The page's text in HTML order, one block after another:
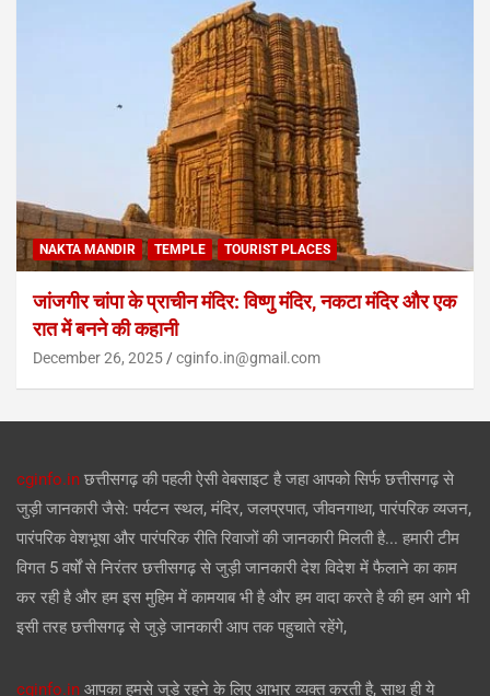
NAKTA MANDIR TEMPLE TOURIST PLACES
जांजगीर चांपा के प्राचीन मंदिर: विष्णु मंदिर, नकटा मंदिर और एक
रात में बनने की कहानी
December 26, 2025 cginfo.in@gmail.com
cginfo.in छत्तीसगढ़ की पहली ऐसी वेबसाइट है जहा आपको सिर्फ छत्तीसगढ़ से
जुड़ी जानकारी जैसे: पर्यटन स्थल, मंदिर, जलप्रपात, जीवनगाथा, पारंपरिक व्यजन,
पारंपरिक वेशभूषा और पारंपरिक रीति रिवाजों की जानकारी मिलती है... हमारी टीम
विगत 5 वर्षों से निरंतर छत्तीसगढ़ से जुड़ी जानकारी देश विदेश में फैलाने का काम
कर रही है और हम इस मुहिम में कामयाब भी है और हम वादा करते है की हम आगे भी
इसी तरह छत्तीसगढ़ से जुड़े जानकारी आप तक पहुचाते रहेंगे,
cginfo.in आपका हमसे जुड़े रहने के लिए आभार व्यक्त करती है, साथ ही ये